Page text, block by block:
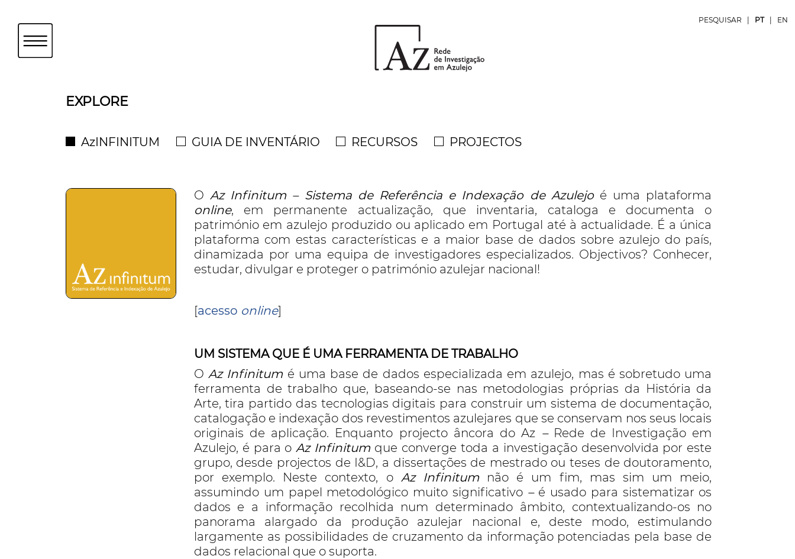
PESQUISAR PT EN
EXPLORE
AzINFINITUM GUIA DE INVENTÁRIO RECURSOS PROJECTOS
O Az Infinitum – Sistema de Referência e Indexação de Azulejoé uma plataforma
online, em permanente actualização, que inventaria, cataloga e documenta o
património em azulejo produzido ou aplicado em Portugal até à actualidade. É a única
plataforma com estas características e a maior base de dados sobre azulejo do país,
dinamizada por uma equipa de investigadores especializados. Objectivos? Conhecer,
estudar, divulgar e proteger o património azulejar nacional!
[acesso online]
UM SISTEMA QUE É UMA FERRAMENTA DE TRABALHO
O Az Infinitum é uma base de dados especializada em azulejo, mas é sobretudo uma
ferramenta de trabalho que, baseando-se nas metodologias próprias da História da
Arte, tira partido das tecnologias digitais para construir um sistema de documentação,
catalogação e indexação dos revestimentos azulejares que se conservam nos seus locais
originais de aplicação. Enquanto projecto âncora do Az –Rede de Investigação em
Azulejo, é para o Az Infinitum que converge toda a investigação desenvolvida por este
grupo, desde projectos de I&D, a dissertações de mestrado ou teses de doutoramento,
por exemplo. Neste contexto, o Az Infinitumnão é um fim, mas sim um meio,
assumindo um papel metodológico muito significativo – é usado para sistematizar os
dados e a informação recolhida num determinado âmbito, contextualizando-os no
panorama alargado da produção azulejar nacional e, deste modo, estimulando
largamente as possibilidades de cruzamento da informação potenciadas pela base de
dados relacional que o suporta.